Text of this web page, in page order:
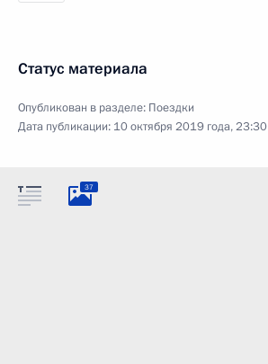
Статус материала
Опубликован в разделе: Поездки
Дата публикации: 10 октября 2019 года, 23:30
37